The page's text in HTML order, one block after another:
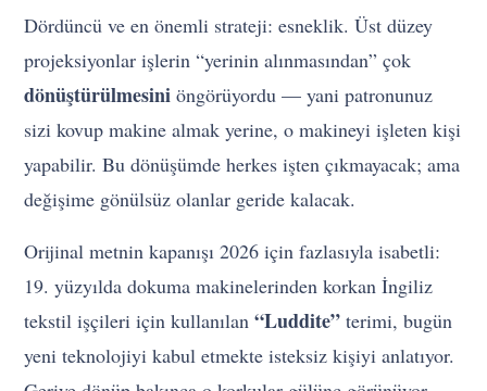
Dördüncü ve en önemli strateji: esneklik. Üst düzey
projeksiyonlar işlerin “yerinin alınmasından” çok
dönüştürülmesini öngörüyordu — yani patronunuz
sizi kovup makine almak yerine, o makineyi işleten kişi
yapabilir. Bu dönüşümde herkes işten çıkmayacak; ama
değişime gönülsüz olanlar geride kalacak.
Orijinal metnin kapanışı 2026 için fazlasıyla isabetli:
19. yüzyılda dokuma makinelerinden korkan İngiliz
tekstil işçileri için kullanılan“Luddite” terimi, bugün
yeni teknolojiyi kabul etmekte isteksiz kişiyi anlatıyor.